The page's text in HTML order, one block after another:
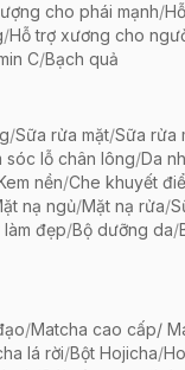
cho phái mạnh/
/Hỗ trợ xương cho
C/Bạch quả
/Sữa rửa mặt/Sữa rửa
sóc lỗ chân lông/Da
nền/Che khuyết
nạ ngủ/Mặt nạ rửa/
làm đẹp/Bộ dưỡng da/
/Matcha cao cấp/
lá rời/Bột Hojicha/